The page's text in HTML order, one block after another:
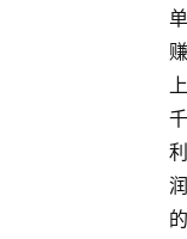
单
赚
上
千
利
润
的